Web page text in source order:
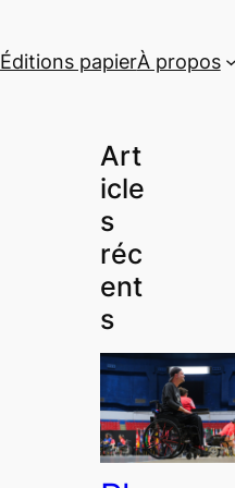
Éditions papierÀ propos
Art
icle
s
réc
ent
s